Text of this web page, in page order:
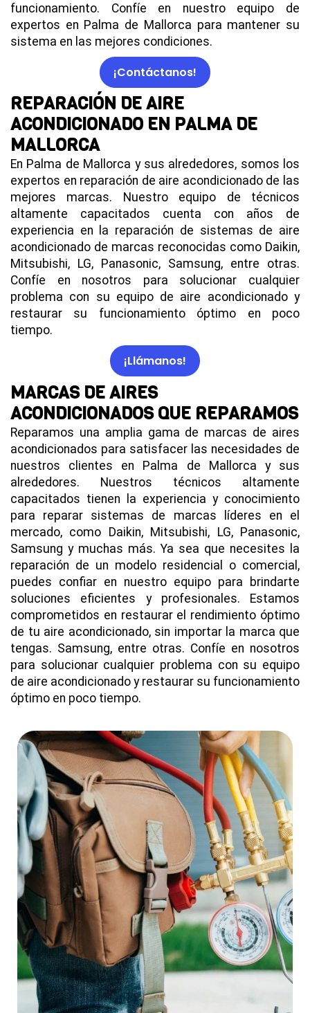
funcionamiento. Confíe en nuestro equipo de
expertos en Palma de Mallorca para mantener su
sistema en las mejores condiciones.
¡Contáctanos!
REPARACIÓN DE AIRE
ACONDICIONADO EN PALMA DE
MALLORCA
En Palma de Mallorca y sus alrededores, somos los
expertos en reparación de aire acondicionado de las
mejores marcas. Nuestro equipo de técnicos
altamente capacitados cuenta con años de
experiencia en la reparación de sistemas de aire
acondicionado de marcas reconocidas como Daikin,
Mitsubishi, LG, Panasonic, Samsung, entre otras.
Confíe en nosotros para solucionar cualquier
problema con su equipo de aire acondicionado y
restaurar su funcionamiento óptimo en poco
tiempo.
¡Llámanos!
MARCAS DE AIRES
ACONDICIONADOS QUE REPARAMOS
Reparamos una amplia gama de marcas de aires
acondicionados para satisfacer las necesidades de
nuestros clientes en Palma de Mallorca y sus
alrededores. Nuestros técnicos altamente
capacitados tienen la experiencia y conocimiento
para reparar sistemas de marcas líderes en el
mercado, como Daikin, Mitsubishi, LG, Panasonic,
Samsung y muchas más. Ya sea que necesites la
reparación de un modelo residencial o comercial,
puedes confiar en nuestro equipo para brindarte
soluciones eficientes y profesionales. Estamos
comprometidos en restaurar el rendimiento óptimo
de tu aire acondicionado, sin importar la marca que
tengas. Samsung, entre otras. Confíe en nosotros
para solucionar cualquier problema con su equipo
de aire acondicionado y restaurar su funcionamiento
óptimo en poco tiempo.